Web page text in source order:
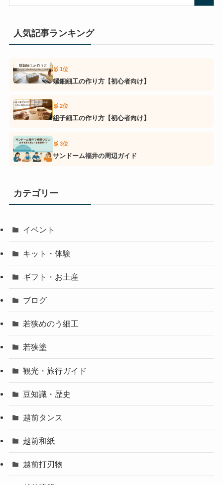
人気記事ランキング
🥇 1位
螺鈿細工の作り方【初心者向け】
🥈 2位
組子細工の作り方【初心者向け】
🥉 3位
サンドーム福井の周辺ガイド
カテゴリー
イベント
キット・体験
ギフト・お土産
ブログ
若狭めのう細工
若狭塗
観光・旅行ガイド
豆知識・歴史
越前タンス
越前和紙
越前打刃物